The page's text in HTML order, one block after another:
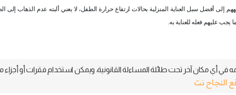
أفضل سبل العناية المنزلية بحالات ارتفاع حرارة الطفل، لا يعني ألبته عدم الذهاب إلى
عليهم فعله للعناية به
أي مكان آخر تحت طائلة المساءلة القانونية، ويمكن استخدام فقرات أو أجزاء
النجاح نت